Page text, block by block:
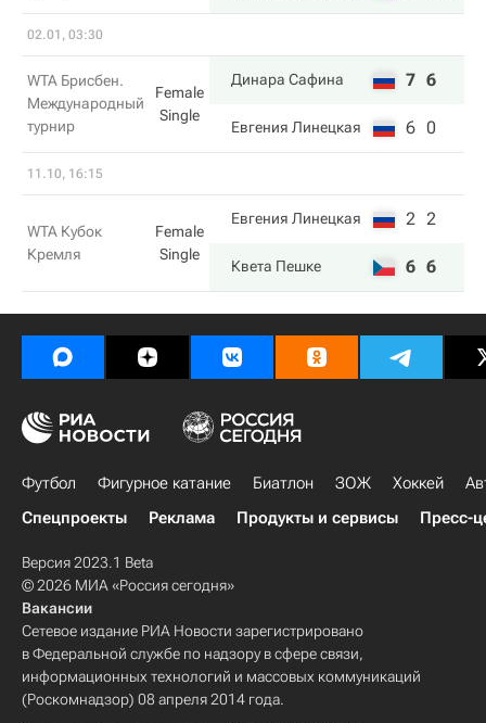
02.01, 03:30
WTA Брисбен.
Международный
турнир
Female
Single
Динара Сафина 7 6
Евгения Линецкая 6 0
11.10, 16:15
WTA Кубок
Кремля
Female
Single
Евгения Линецкая 2 2
Квета Пешке 6 6
Футбол Фигурное катание Биатлон ЗОЖ Хоккей
Спецпроекты
Реклама Продукты и сервисы Пресс-
Версия 2023.1 Beta
© 2026 МИА «Россия сегодня»
Вакансии
Сетевое издание РИА Новости зарегистрировано
в Федеральной службе по надзору в сфере связи,
информационных технологий и массовых коммуникаций
(Роскомнадзор) 08 апреля 2014 года.